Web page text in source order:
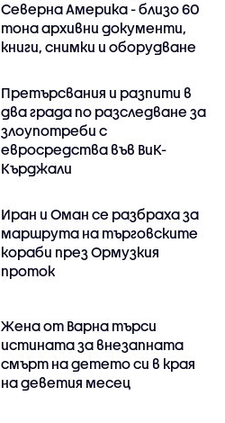
Северна Америка - близо 60
тона архивни документи,
книги, снимки и оборудване
Претърсвания и разпити в
два града по разследване за
злоупотреби с
евросредства във ВиК-
Кърджали
Иран и Оман се разбраха за
маршрута на търговските
кораби през Ормузкия
проток
Жена от Варна търси
истината за внезапната
смърт на детето си в края
на деветия месец